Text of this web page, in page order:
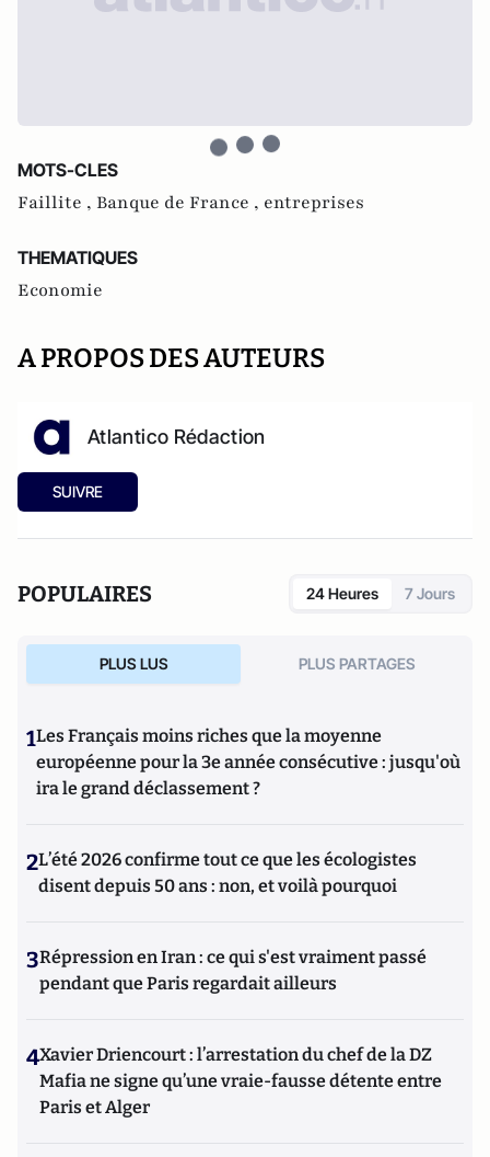
MOTS-CLES
Faillite , Banque de France , entreprises
THEMATIQUES
Economie
A PROPOS DES AUTEURS
Atlantico Rédaction
SUIVRE
POPULAIRES 24 Heures 7 Jours
PLUS LUS PLUS PARTAGES
1Les Français moins riches que la moyenne
européenne pour la 3e année consécutive : jusqu'où
ira le grand déclassement ?
2L’été 2026 confirme tout ce que les écologistes
disent depuis 50 ans : non, et voilà pourquoi
3Répression en Iran : ce qui s'est vraiment passé
pendant que Paris regardait ailleurs
4Xavier Driencourt : l’arrestation du chef de la DZ
Mafia ne signe qu’une vraie-fausse détente entre
Paris et Alger